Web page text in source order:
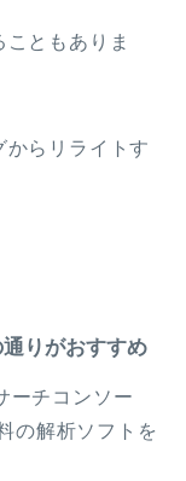
ともありま
からリライトす
りがおすすめ
ーチコンソー
の解析ソフトを